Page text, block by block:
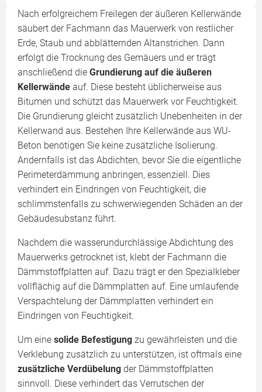
Nach erfolgreichem Freilegen der äußeren Kellerwände
säubert der Fachmann das Mauerwerk von restlicher
Erde, Staub und abblätternden Altanstrichen. Dann
erfolgt die Trocknung des Gemäuers und er trägt
anschließend die Grundierung auf die äußeren
Kellerwände auf. Diese besteht üblicherweise aus
Bitumen und schützt das Mauerwerk vor Feuchtigkeit.
Die Grundierung gleicht zusätzlich Unebenheiten in der
Kellerwand aus. Bestehen Ihre Kellerwände aus WU-
Beton benötigen Sie keine zusätzliche Isolierung.
Andernfalls ist das Abdichten, bevor Sie die eigentliche
Perimeterdämmung anbringen, essenziell. Dies
verhindert ein Eindringen von Feuchtigkeit, die
schlimmstenfalls zu schwerwiegenden Schäden an der
Gebäudesubstanz führt.
Nachdem die wasserundurchlässige Abdichtung des
Mauerwerks getrocknet ist, klebt der Fachmann die
Dämmstoffplatten auf. Dazu trägt er den Spezialkleber
vollflächig auf die Dämmplatten auf. Eine umlaufende
Verspachtelung der Dämmplatten verhindert ein
Eindringen von Feuchtigkeit.
Um eine solide Befestigung zu gewährleisten und die
Verklebung zusätzlich zu unterstützen, ist oftmals eine
zusätzliche Verdübelung der Dämmstoffplatten
sinnvoll. Diese verhindert das Verrutschen der